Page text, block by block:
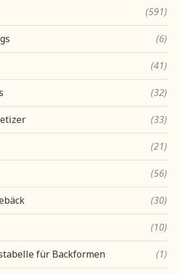
(591)
(6)
(41)
(32)
(33)
(21)
(56)
(30)
(10)
für Backformen (1)